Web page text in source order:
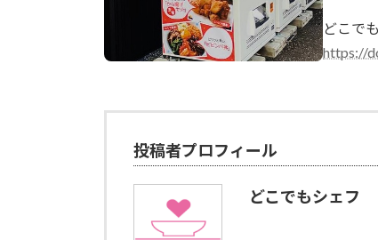
どこで
https://
投稿者プロフィール
どこでもシェフ